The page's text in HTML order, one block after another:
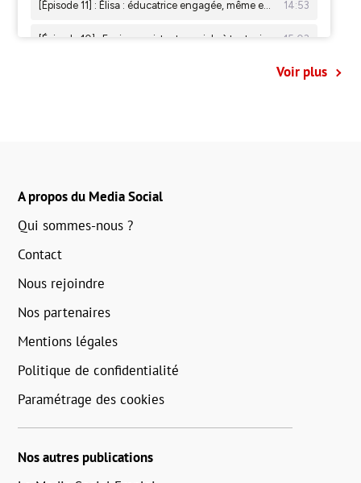
Voir plus
A propos du Media Social
Qui sommes-nous ?
Contact
Nous rejoindre
Nos partenaires
Mentions légales
Politique de confidentialité
Paramétrage des cookies
Nos autres publications